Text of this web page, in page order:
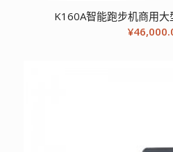
K160A智能跑步机商用
¥